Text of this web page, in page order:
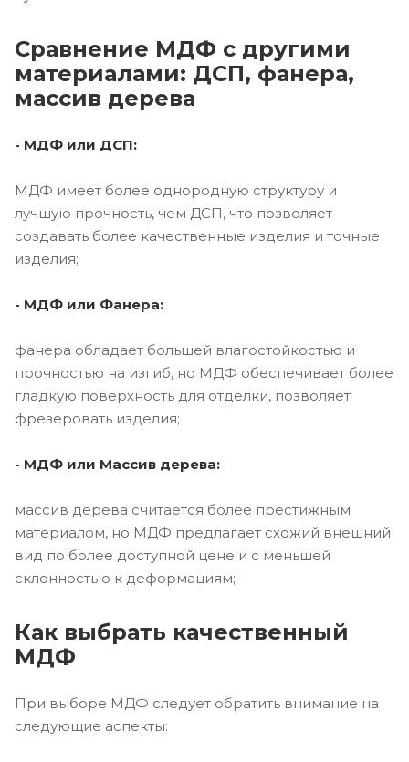
Сравнение МДФ с другими
материалами: ДСП, фанера,
массив дерева
- МДФ или ДСП:
МДФ имеет более однородную структуру и
лучшую прочность, чем ДСП, что позволяет
создавать более качественные изделия и точные
изделия;
- МДФ или Фанера:
фанера обладает большей влагостойкостью и
прочностью на изгиб, но МДФ обеспечивает более
гладкую поверхность для отделки, позволяет
фрезеровать изделия;
- МДФ или Массив дерева:
массив дерева считается более престижным
материалом, но МДФ предлагает схожий внешний
вид по более доступной цене и с меньшей
склонностью к деформациям;
Как выбрать качественный
МДФ
При выборе МДФ следует обратить внимание на
следующие аспекты: